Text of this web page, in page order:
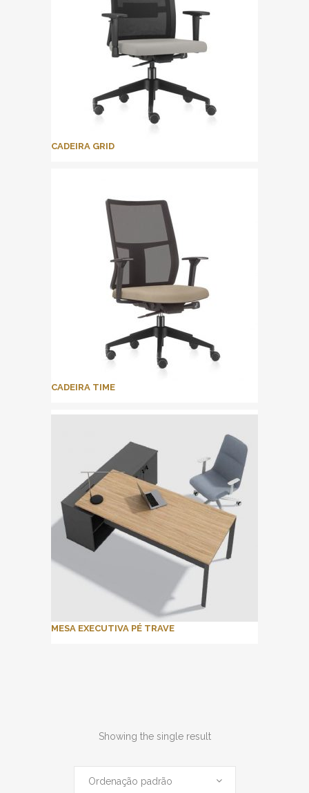
CADEIRA GRID
CADEIRA TIME
MESA EXECUTIVA PÉ TRAVE
Showing the single result
Ordenação padrão